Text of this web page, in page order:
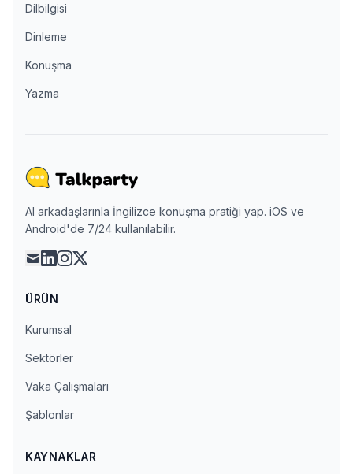
Dilbilgisi
Dinleme
Konuşma
Yazma
AI arkadaşlarınla İngilizce konuşma pratiği yap. iOS ve
Android'de 7/24 kullanılabilir.
maillinkedin
instagram
x
ÜRÜN
Kurumsal
Sektörler
Vaka Çalışmaları
Şablonlar
KAYNAKLAR